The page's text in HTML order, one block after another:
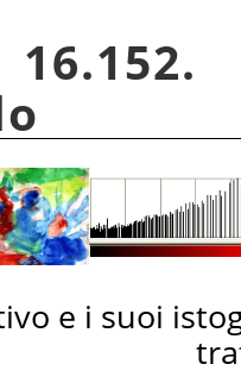
e i suoi